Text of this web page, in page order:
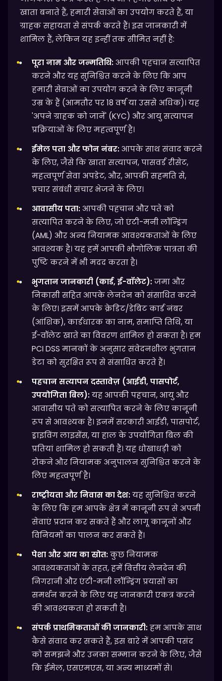
खाता बनाते हैं, हमारी सेवाओं का उपयोग करते हैं, या
ग्राहक सहायता से संपर्क करते हैं। इस जानकारी में
शामिल हैं, लेकिन यह इन्हीं तक सीमित नहीं है:
पूरा नाम और जन्मतिथि:आपकी पहचान सत्यापित
करने और यह सुनिश्चित करने के लिए कि आप
हमारी सेवाओं का उपयोग करने के लिए कानूनी
उम्र के हैं (आमतौर पर 18 वर्ष या उससे अधिक)। यह
'अपने ग्राहक को जानें' (KYC) और आयु सत्यापन
प्रक्रियाओं के लिए महत्वपूर्ण है।
ईमेल पता और फोन नंबर:आपके साथ संवाद करने
के लिए, जैसे कि खाता सत्यापन, पासवर्ड रीसेट,
महत्वपूर्ण सेवा अपडेट, और, आपकी सहमति से,
प्रचार संबंधी संचार भेजने के लिए।
आवासीय पता:आपकी पहचान और पते को
सत्यापित करने के लिए, जो एंटी-मनी लॉन्ड्रिंग
(AML) और अन्य नियामक आवश्यकताओं के लिए
आवश्यक है। यह हमें आपकी भौगोलिक पात्रता की
पुष्टि करने में भी मदद करता है।
भुगतान जानकारी (कार्ड, ई-वॉलेट):जमा और
निकासी सहित आपके लेनदेन को संसाधित करने
के लिए। इसमें आपके क्रेडिट/डेबिट कार्ड नंबर
(आंशिक), कार्डधारक का नाम, समाप्ति तिथि, या
ई-वॉलेट खाते का विवरण शामिल हो सकता है। हम
PCI DSS मानकों के अनुसार संवेदनशील भुगतान
डेटा को सुरक्षित रूप से संसाधित करते हैं।
पहचान सत्यापन दस्तावेज़ (आईडी, पासपोर्ट,
उपयोगिता बिल):यह आपकी पहचान, आयु और
आवासीय पते को सत्यापित करने के लिए कानूनी
रूप से आवश्यक है। इनमें सरकारी आईडी, पासपोर्ट,
ड्राइविंग लाइसेंस, या हाल के उपयोगिता बिल की
प्रतियां शामिल हो सकती हैं। यह धोखाधड़ी को
रोकने और नियामक अनुपालन सुनिश्चित करने के
लिए महत्वपूर्ण है।
राष्ट्रीयता और निवास का देश:यह सुनिश्चित करने
के लिए कि हम आपके क्षेत्र में कानूनी रूप से अपनी
सेवाएं प्रदान कर सकते हैं और लागू कानूनों और
विनियमों का पालन कर सकते हैं।
पेशा और आय का स्रोत:कुछ नियामक
आवश्यकताओं के तहत, हमें वित्तीय लेनदेन की
निगरानी और एंटी-मनी लॉन्ड्रिंग प्रयासों का
समर्थन करने के लिए यह जानकारी एकत्र करने
की आवश्यकता हो सकती है।
संपर्क प्राथमिकताओं की जानकारी:हम आपके साथ
कैसे संवाद कर सकते हैं, इस बारे में आपकी पसंद
को समझने और उनका सम्मान करने के लिए, जैसे
कि ईमेल, एसएमएस, या अन्य माध्यमों से।